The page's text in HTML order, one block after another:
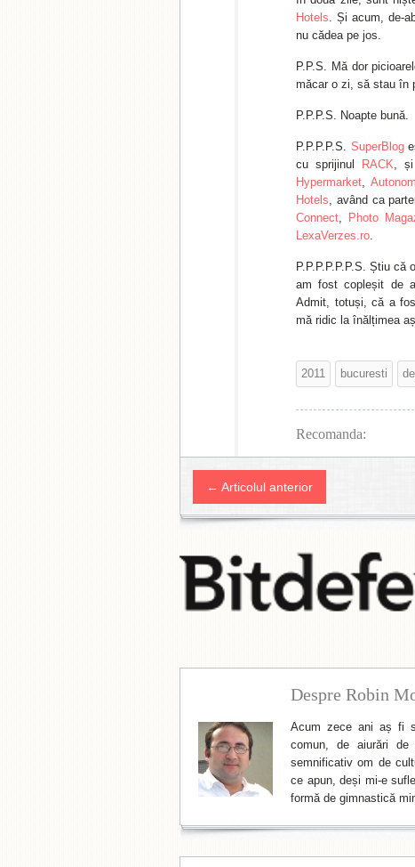
Hotels. Și acum, de-
nu cădea pe jos.
P.P.S. Mă dor
măcar o zi, să stau în
P.P.P.S. Noapte bună.
P.P.P.P.S. SuperBlog
cu sprijinul
RACK, și
Hypermarket,Autonom
Hotels, având ca
Connect, Photo
LexaVerzes.ro.
P.P.P.P.P.P.S. Știu
am fost copleșit de
Admit, totuși, că a
mă ridic la înălțimea
2011 bucuresti
Recomanda:
← Articolul anterior
Despre Robin
Acum zece ani aș fi
comun, de aiurări
semnificativ om de
ce apun, deși mi-e
formă de gimnastică